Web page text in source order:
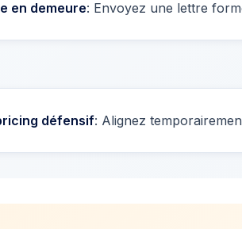
en demeure: Envoyez une lettre
défensif: Alignez